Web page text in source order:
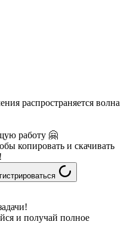
распространяется волна
работу 🤗
копировать и скачивать
и получай полное